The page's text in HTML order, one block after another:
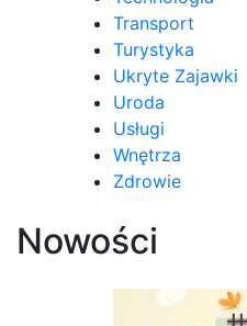
Transport
Turystyka
Ukryte Zajawki
Uroda
Usługi
Wnętrza
Zdrowie
Nowości